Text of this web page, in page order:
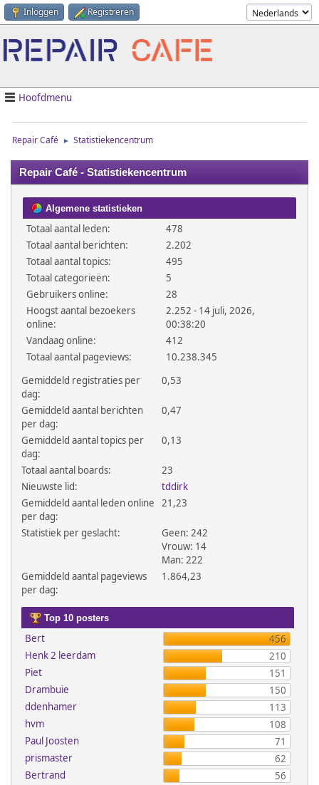
Inloggen Registreren
Hoofdmenu
Repair Café ► Statistiekencentrum
Repair Café - Statistiekencentrum
Algemene statistieken
Totaal aantal leden:
478
Totaal aantal berichten:
2.202
Totaal aantal topics:
495
Totaal categorieën:
5
Gebruikers online:
28
Hoogst aantal bezoekers
online:
2.252 - 14 juli, 2026,
00:38:20
Vandaag online:
412
Totaal aantal pageviews:
10.238.345
Gemiddeld registraties per
dag:
0,53
Gemiddeld aantal berichten
per dag:
0,47
Gemiddeld aantal topics per
dag:
0,13
Totaal aantal boards:
23
Nieuwste lid:
tddirk
Gemiddeld aantal leden online
per dag:
21,23
Statistiek per geslacht:
Geen: 242
Vrouw: 14
Man: 222
Gemiddeld aantal pageviews
per dag:
1.864,23
Top 10 posters
Bert
456
Henk 2 leerdam
210
Piet
151
Drambuie
150
ddenhamer
113
hvm
108
Paul Joosten
71
prismaster
62
Bertrand
56